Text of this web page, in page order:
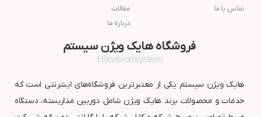
تماس با ما
مقالات
درباره ما
فروشگاه هایک ویژن سیستم
Hikvisionsystem
هایک ویژن سیستم یکی از معتبرترین فروشگاه‌های اینترنتی است که
خدمات و محصولات برند هایک ویژن شامل دوربین مداربسته، دستگاه